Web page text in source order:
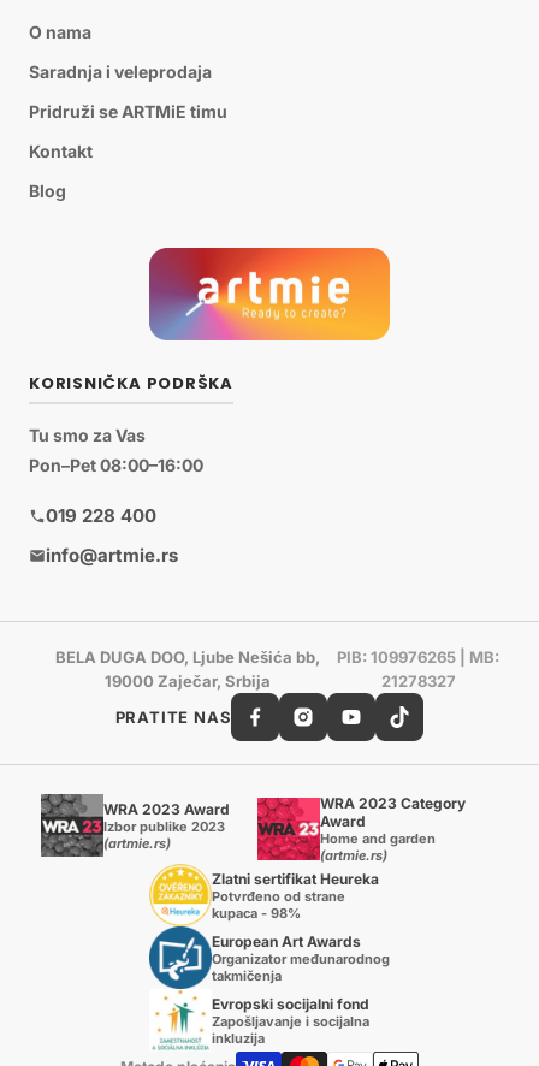
O nama
Saradnja i veleprodaja
Pridruži se ARTMiE timu
Kontakt
Blog
KORISNIČKA PODRŠKA
Tu smo za Vas
Pon–Pet 08:00–16:00
019 228 400
info@artmie.rs
BELA DUGA DOO, Ljube Nešića bb,
19000 Zaječar, Srbija
PIB: 109976265 | MB:
21278327
PRATITE NAS
WRA 2023 Award
Izbor publike 2023
(artmie.rs)
WRA 2023 Category
Award
Home and garden
(artmie.rs)
Zlatni sertifikat Heureka
Potvrđeno od strane
kupaca - 98%
European Art Awards
Organizator međunarodnog
takmičenja
Evropski socijalni fond
Zapošljavanje i socijalna
inkluzija